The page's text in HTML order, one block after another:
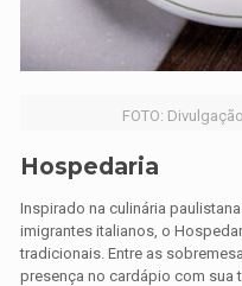
FOTO:
Hospedaria
Inspirado na culinária
imigrantes italianos, o
tradicionais. Entre as
presença no cardápio com sua